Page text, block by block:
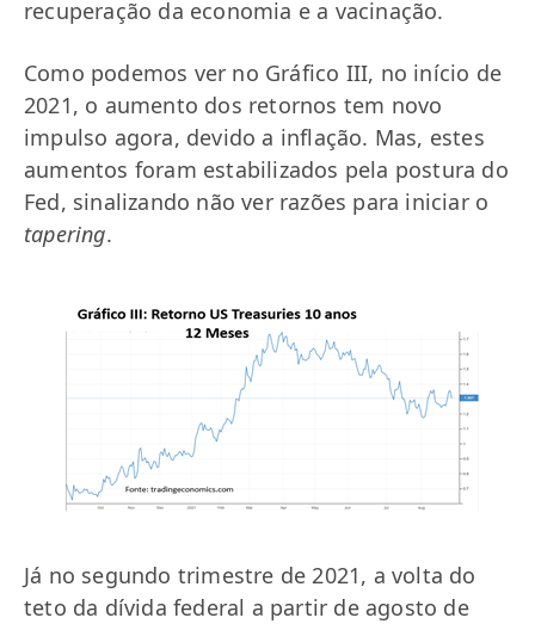
recuperação da economia e a vacinação.
Como podemos ver no Gráfico III, no início de
2021, o aumento dos retornos tem novo
impulso agora, devido a inflação. Mas, estes
aumentos foram estabilizados pela postura do
Fed, sinalizando não ver razões para iniciar o
tapering.
Já no segundo trimestre de 2021, a volta do
teto da dívida federal a partir de agosto de